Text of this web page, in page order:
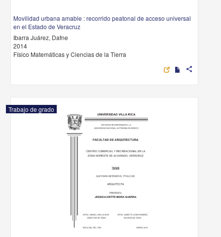
Movilidad urbana amable : recorrido peatonal de acceso universal
en el Estado de Veracruz
Ibarra Juárez, Dafne
2014
Físico Matemáticas y Ciencias de la Tierra
share
Trabajo de grado